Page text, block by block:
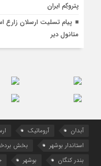
پتروکِم ایران
پیام تسلیت ارسلان زارع
متانول دیر
آبدان آروماتیک
استاندار بوشهر
بخش
بندر کنگان
بوشهر